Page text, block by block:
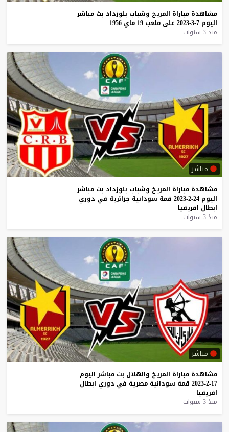
مشاهدة مباراة المريخ وشباب بلوزداد بث مباشر
اليوم 7-3-2023 على ملعب 19 ماي 1956
منذ 3 سنوات
مباشر
مشاهدة مباراة المريخ وشباب بلوزداد بث مباشر
اليوم 24-2-2023 قمة سودانية جزائرية في دوري
ابطال افريقيا
منذ 3 سنوات
مباشر
مشاهدة مباراة المريخ والهلال بث مباشر اليوم
17-2-2023
قمة سودانية مصرية في دوري ابطال
افريقيا
منذ 3 سنوات